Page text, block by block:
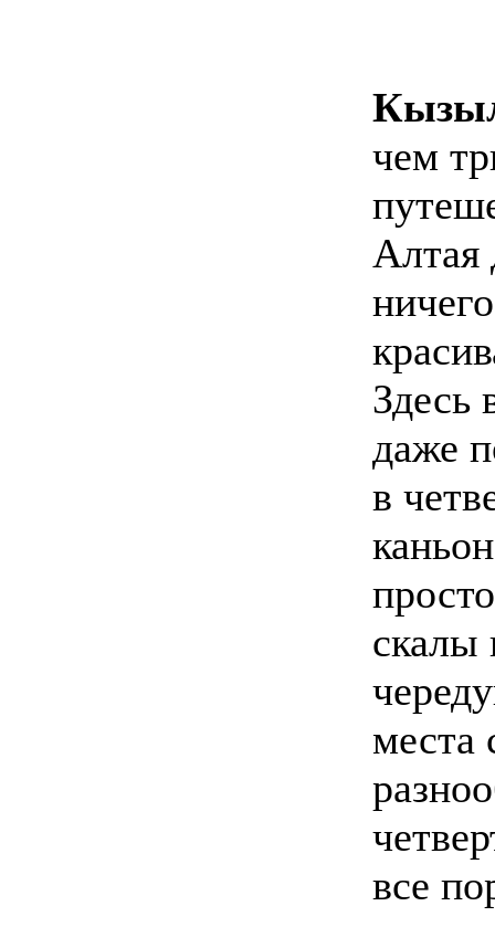
чем
Алтая
Здесь
даже
в
скалы
места
все